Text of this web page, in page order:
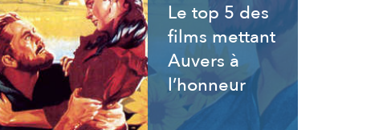
Le top 5 des
films mettant
Auvers à
l’honneur